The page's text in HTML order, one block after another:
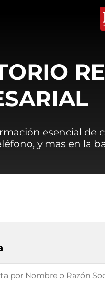
esencial
y mas en la